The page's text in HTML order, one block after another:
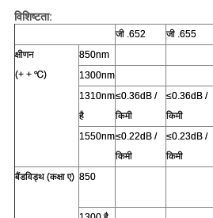
विशिष्टता:
जी .652 जी .655
क्षीणन
(+ + ℃)
850nm
1300nm
1310nm
है
≤0.36dB /
किमी
≤0.36dB /
किमी
1550nm≤0.22dB /
किमी
≤0.23dB /
किमी
बैंडविड्थ (कक्षा ए) 850